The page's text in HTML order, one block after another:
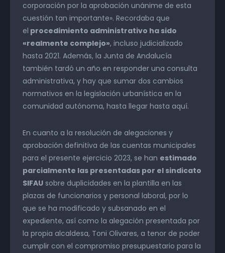
corporación por la aprobación unánime de esta
cuestión tan importante». Recordaba que
el procedimiento administrativo ha sido
«realmente complejo», incluso judicializado
hasta 2021. Además, la Junta de Andalucía
también tardó un año en responder una consulta
administrativa, y hay que sumar dos cambios
normativos en la legislación urbanística en la
comunidad autónoma, hasta llegar hasta aquí.
En cuanto a la resolución de alegaciones y
aprobación definitiva de las cuentas municipales
para el presente ejercicio 2023, se han estimado
parcialmente las presentadas por el sindicato
SIFAU sobre duplicidades en la plantilla en las
plazas de funcionarios y personal laboral, por lo
que se ha modificado y subsanado en el
expediente, así como la alegación presentada por
la propia alcaldesa, Toni Olivares, a tenor de poder
cumplir con el compromiso presupuestario para la